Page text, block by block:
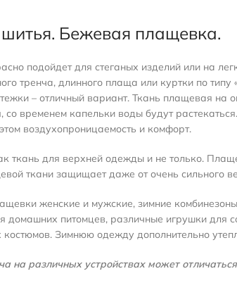
Бежевая плащевка.
подойдет для стеганых изделий или на
тренча, длинного плаща или куртки по
– отличный вариант. Ткань плащевая на
временем капельки воды будут
воздухопроницаемость и комфорт.
для верхней одежды и не только.
ткани защищает даже от очень сильного
женские и мужские, зимние
питомцев, различные игрушки для
Зимнюю одежду дополнительно
на различных устройствах может